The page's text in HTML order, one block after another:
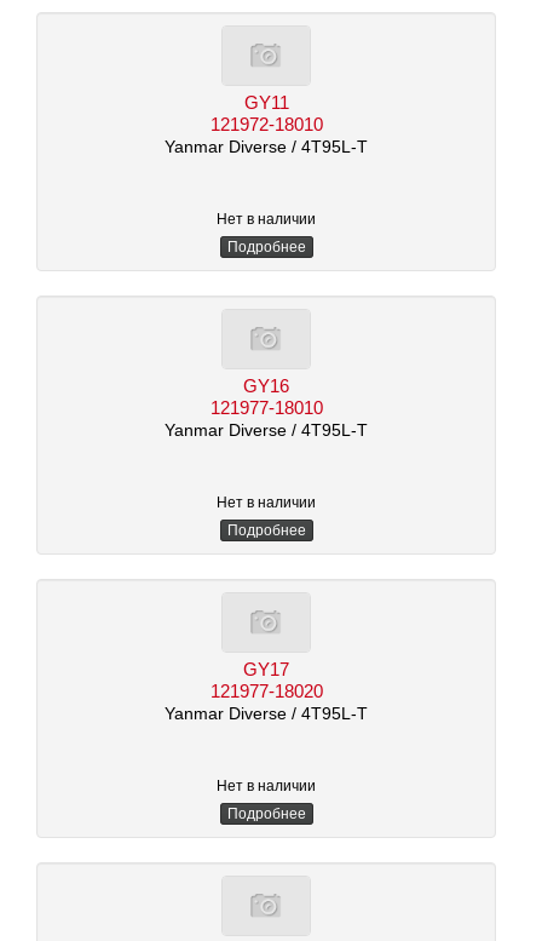
GY11
121972-18010
Yanmar Diverse/ 4T95L-T
Нет в наличии
Подробнее
GY16
121977-18010
Yanmar Diverse/ 4T95L-T
Нет в наличии
Подробнее
GY17
121977-18020
Yanmar Diverse/ 4T95L-T
Нет в наличии
Подробнее